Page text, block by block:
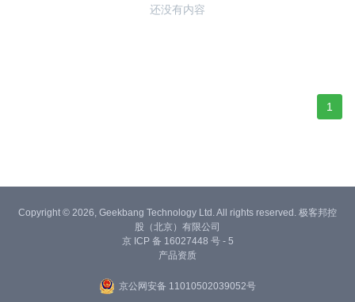
还没有内容
1
Copyright © 2026, Geekbang Technology Ltd. All rights reserved. 极客邦控
股（北京）有限公司
京 ICP 备 16027448 号 - 5
产品资质
京公网安备 11010502039052号